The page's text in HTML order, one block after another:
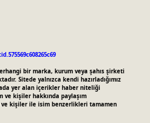
bir marka, kurum veya şahıs şirketi
Sitede yalnızca kendi hazırladığımız
yer alan içerikler haber niteliği
ve kişiler hakkında paylaşım
ve kişiler ile isim benzerlikleri tamamen